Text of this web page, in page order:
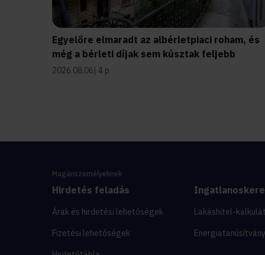
Egyelőre elmaradt az albérletpiaci roham, és
még a bérleti díjak sem kúsztak feljebb
2026.08.06 4 p
Magánszemélyeknek
Hirdetés feladás
Árak és hirdetési lehetőségek
Fizetési lehetőségek
Lakáshitel-
Energiatanúsítvány